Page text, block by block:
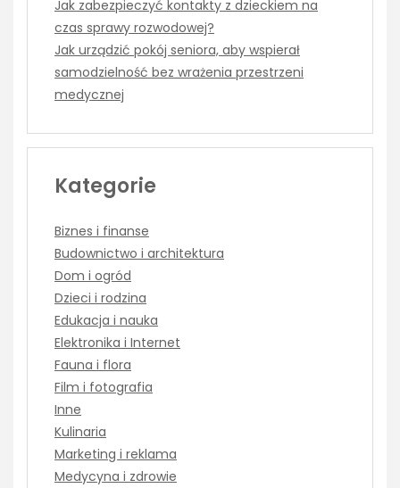
Jak zabezpieczyć kontakty z dzieckiem na
czas sprawy rozwodowej?
Jak urządzić pokój seniora, aby wspierał
samodzielność bez wrażenia przestrzeni
medycznej
Kategorie
Biznes i finanse
Budownictwo i architektura
Dom i ogród
Dzieci i rodzina
Edukacja i nauka
Elektronika i Internet
Fauna i flora
Film i fotografia
Inne
Kulinaria
Marketing i reklama
Medycyna i zdrowie